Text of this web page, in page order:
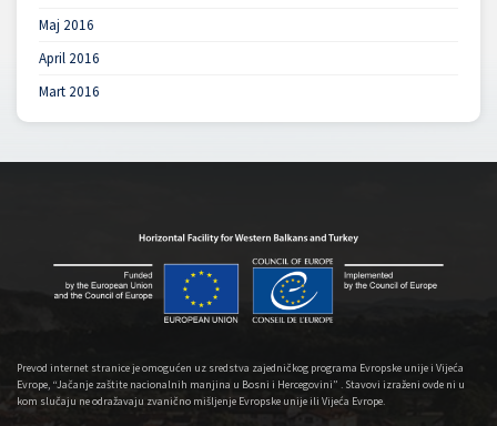
Maj 2016
April 2016
Mart 2016
Prevod internet stranice je omogućen uz sredstva zajedničkog programa Evropske unije i Vijeća
Evrope, “Jačanje zaštite nacionalnih manjina u Bosni i Hercegovini” . Stavovi izraženi ovde ni u
kom slučaju ne odražavaju zvanično mišljenje Evropske unije ili Vijeća Evrope.